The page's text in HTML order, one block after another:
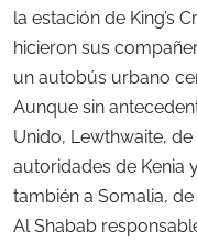
la estación de King’s
hicieron sus
un autobús urbano
Aunque sin
Unido, Lewthwaite,
autoridades de Kenia
también a Somalia,
Al Shabab